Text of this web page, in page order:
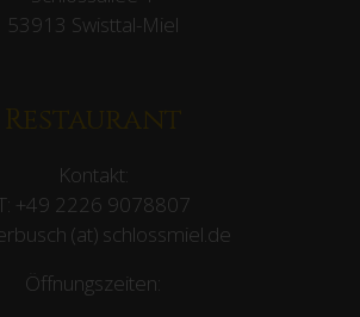
53913 Swisttal-Miel
Restaurant
Kontakt:
+49 2226 9078807
(at) schlossmiel.de
Öffnungszeiten: